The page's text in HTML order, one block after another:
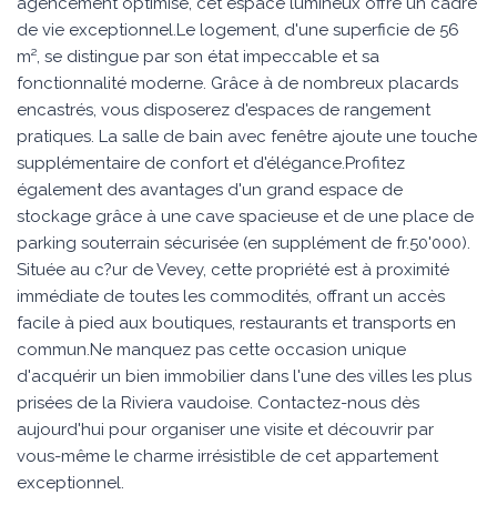
de vie exceptionnel.Le logement, d'une superficie de 56
m², se distingue par son état impeccable et sa
fonctionnalité moderne. Grâce à de nombreux placards
encastrés, vous disposerez d'espaces de rangement
pratiques. La salle de bain avec fenêtre ajoute une touche
supplémentaire de confort et d'élégance.Profitez
également des avantages d'un grand espace de
stockage grâce à une cave spacieuse et de une place de
parking souterrain sécurisée (en supplément de fr.50'000).
Située au c?ur de Vevey, cette propriété est à proximité
immédiate de toutes les commodités, offrant un accès
facile à pied aux boutiques, restaurants et transports en
commun.Ne manquez pas cette occasion unique
d'acquérir un bien immobilier dans l'une des villes les plus
prisées de la Riviera vaudoise. Contactez-nous dès
aujourd'hui pour organiser une visite et découvrir par
vous-même le charme irrésistible de cet appartement
exceptionnel.